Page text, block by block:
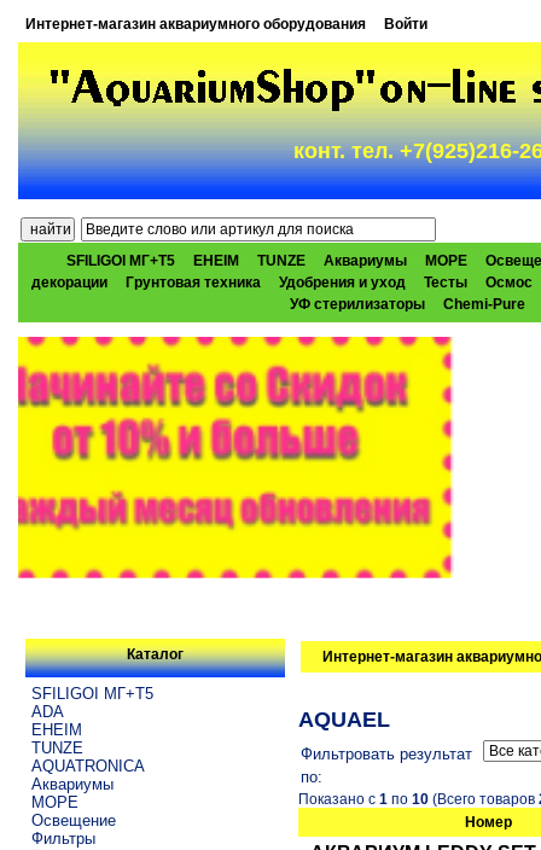
Интернет-магазин аквариумного оборудования Войти
конт. тел. +7(925)216-
SFILIGOI МГ+Т5 EHEIM TUNZE Аквариумы МОРЕ
декорации
Грунтовая техника Удобрения и уход Тесты
Осмос
УФ стерилизаторы
Chemi-Pure
Каталог
SFILIGOI МГ+Т5
ADA
EHEIM
TUNZE
AQUATRONICA
Аквариумы
МОРЕ
Освещение
Фильтры
Интернет-магазин
AQUAEL
Фильтровать результат
по:
Показано с 1по 10(Всего товаров
Номер